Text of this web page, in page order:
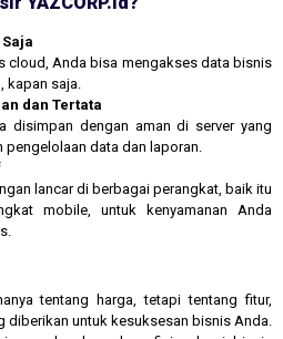
cloud, Anda bisa mengakses data bisnis
kapan saja.
dan Tertata
disimpan dengan aman di server yang
pengelolaan data dan laporan.
lancar di berbagai perangkat, baik itu
mobile, untuk kenyamanan Anda
tentang harga, tetapi tentang fitur,
diberikan untuk kesuksesan bisnis Anda.